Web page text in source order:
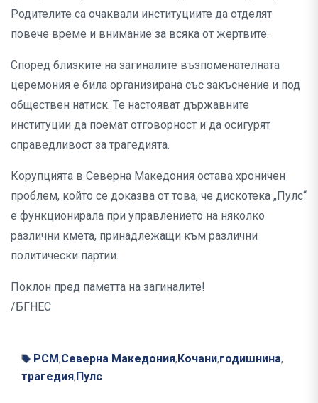
Родителите са очаквали институциите да отделят
повече време и внимание за всяка от жертвите.
Според близките на загиналите възпоменателната
церемония е била организирана със закъснение и под
обществен натиск. Те настояват държавните
институции да поемат отговорност и да осигурят
справедливост за трагедията.
Корупцията в Северна Македония остава хроничен
проблем, който се доказва от това, че дискотека „Пулс“
е функционирала при управлението на няколко
различни кмета, принадлежащи към различни
политически партии.
Поклон пред паметта на загиналите!
/БГНЕС
РСМ,Северна Македония, Кочани,годишнина,
трагедия, Пулс